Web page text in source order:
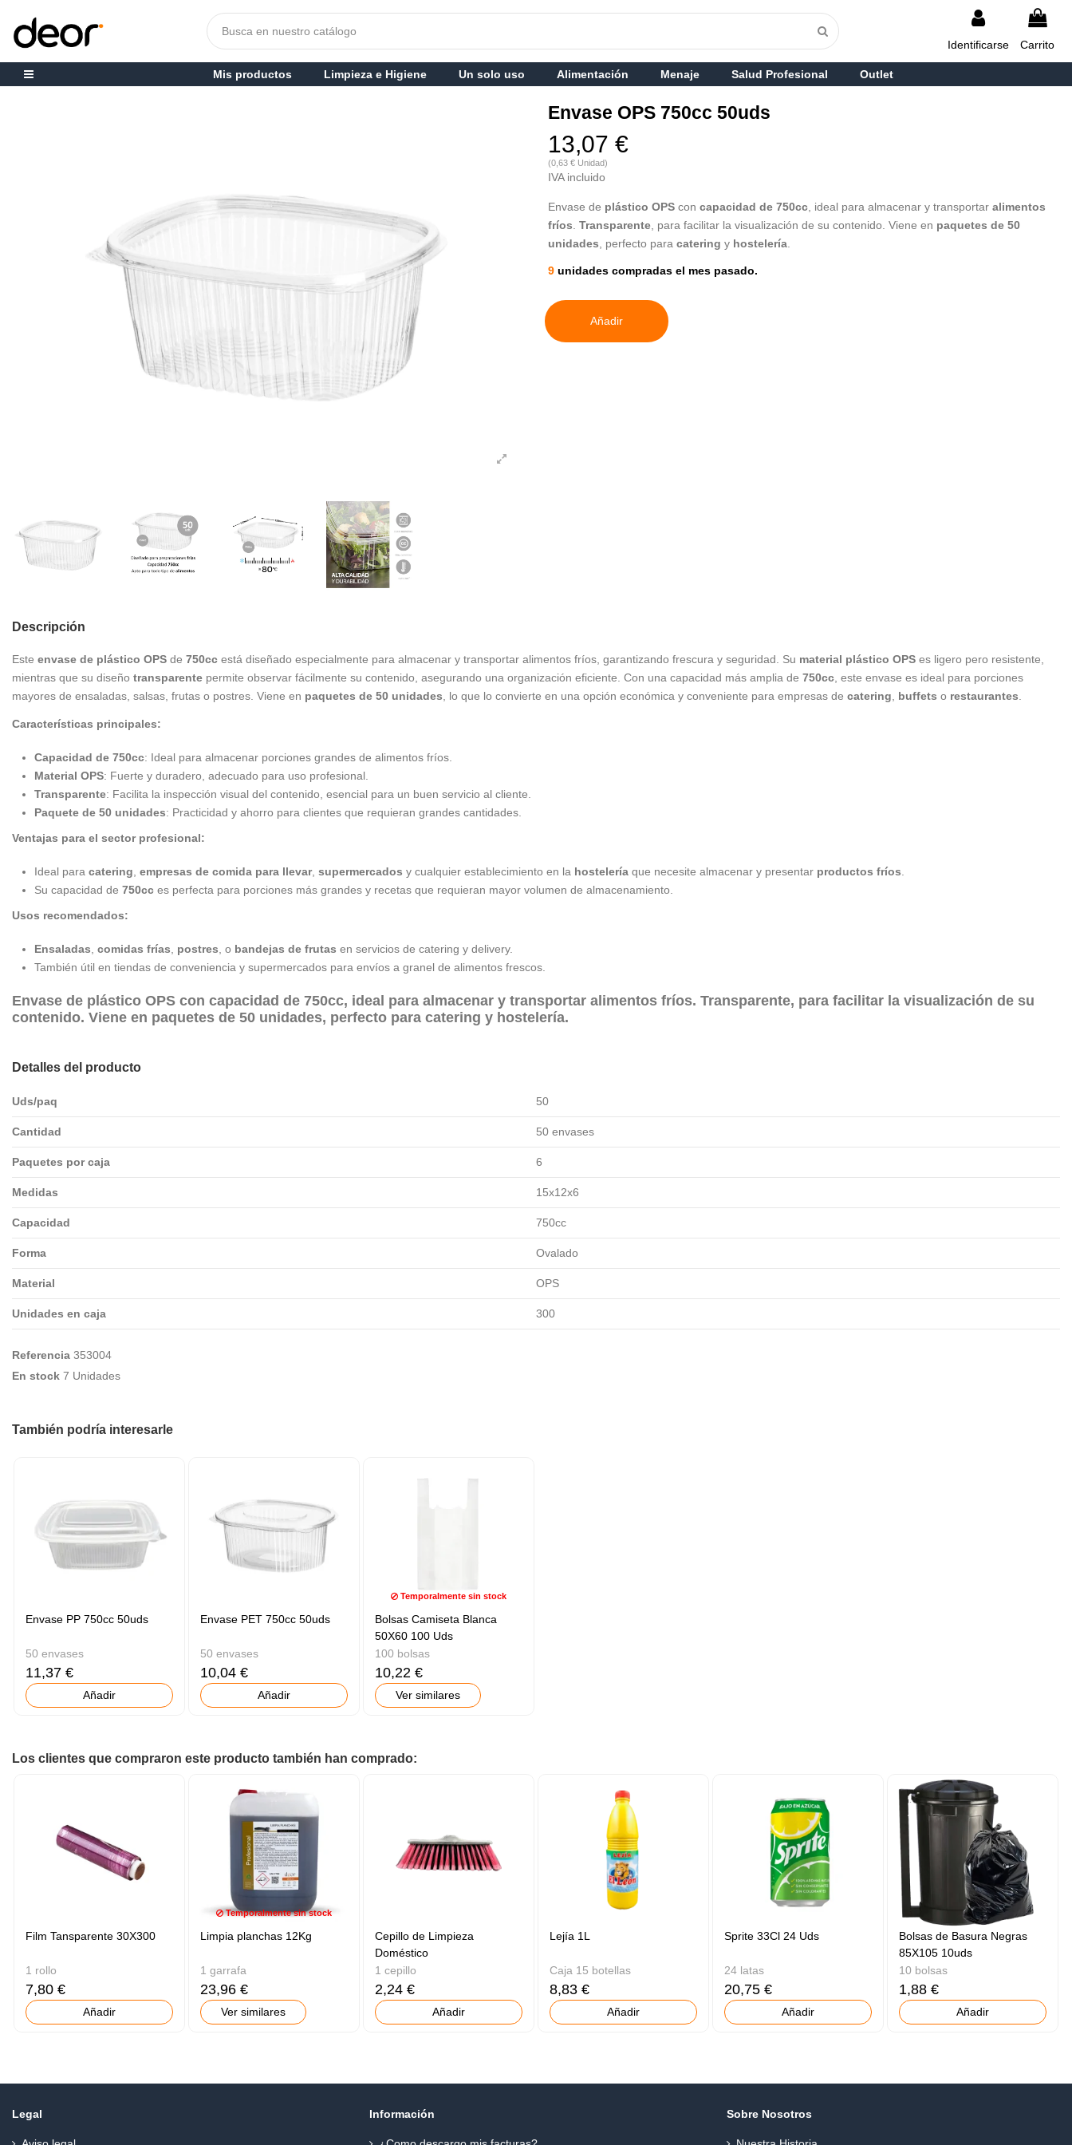
Identificarse Carrito
Mis productos Limpieza e Higiene Un solo uso Alimentación Menaje Salud Profesional Outlet
Envase OPS 750cc 50uds
13,07 €
(0,63 € Unidad)
IVA incluido
Envase de plástico OPS con capacidad de 750cc , ideal para almacenar y transportar alimentos
fríos Transparente , para facilitar la visualización de su contenido. Viene en paquetes de 50
unidades , perfecto para catering y hostelería
9 unidades compradas el mes pasado.
Añadir
Descripción
Este envase de plástico OPS de 750cc está diseñado especialmente para almacenar y transportar alimentos fríos, garantizando frescura y seguridad. Su material plástico OPS es ligero pero resistente,
mientras que su diseño transparente permite observar fácilmente su contenido, asegurando una organización eficiente. Con una capacidad más amplia de 750cc, este envase es ideal para porciones
mayores de ensaladas, salsas, frutas o postres. Viene en paquetes de 50 unidades, lo que lo convierte en una opción económica y conveniente para empresas de catering, buffets o restaurantes.
Características principales:
Capacidad de 750cc: Ideal para almacenar porciones grandes de alimentos fríos.
Material OPS: Fuerte y duradero, adecuado para uso profesional.
Transparente: Facilita la inspección visual del contenido, esencial para un buen servicio al cliente.
Paquete de 50 unidades: Practicidad y ahorro para clientes que requieran grandes cantidades.
Ventajas para el sector profesional:
Ideal para catering, empresas de comida para llevar, supermercados y cualquier establecimiento en la hostelería que necesite almacenar y presentar productos fríos.
Su capacidad de 750cc es perfecta para porciones más grandes y recetas que requieran mayor volumen de almacenamiento.
Usos recomendados:
Ensaladas comidas frías postres , o bandejas de frutas en servicios de catering y delivery.
También útil en tiendas de conveniencia y supermercados para envíos a granel de alimentos frescos.
Envase de plástico OPS con capacidad de 750cc, ideal para almacenar y transportar alimentos fríos. Transparente, para facilitar la visualización de su
contenido. Viene en paquetes de 50 unidades, perfecto para catering y hostelería.
Detalles del producto
Uds/paq 50
Cantidad 50 envases
Paquetes por caja 6
Medidas 15x12x6
Capacidad 750cc
Forma Ovalado
Material OPS
Unidades en caja 300
Referencia 353004
En stock 7 Unidades
También podría interesarle
Envase PP 750cc 50uds
50 envases
11,37 €
Añadir
Envase PET 750cc 50uds
50 envases
10,04 €
Añadir
Temporalmente sin stock
Bolsas Camiseta Blanca
50X60 100 Uds
100 bolsas
10,22 €
Ver similares
Los clientes que compraron este producto también han comprado:
Film Tansparente 30X300
1 rollo
7,80 €
Añadir
Temporalmente sin stock
Limpia planchas 12Kg
1 garrafa
23,96 €
Ver similares
Cepillo de Limpieza
Doméstico
1 cepillo
2,24 €
Añadir
Lejía 1L
Caja 15 botellas
8,83 €
Añadir
Sprite 33Cl 24 Uds
24 latas
20,75 €
Añadir
Bolsas de Basura Negras
85X105 10uds
10 bolsas
1,88 €
Añadir
Legal Información Sobre Nosotros